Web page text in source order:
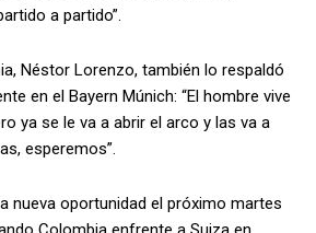
a partido”.
Néstor Lorenzo, también lo respaldó
en el Bayern Múnich: “El hombre vive
ya se le va a abrir el arco y las va a
esperemos”.
nueva oportunidad el próximo martes